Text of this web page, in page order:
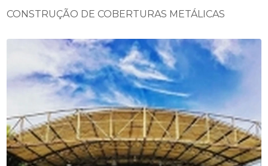
CONSTRUÇÃO DE COBERTURAS METÁLICAS